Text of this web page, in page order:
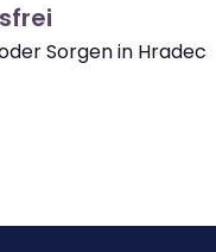
Sorgen in Hradec